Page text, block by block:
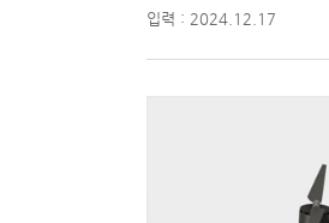
입력 : 2024.12.17